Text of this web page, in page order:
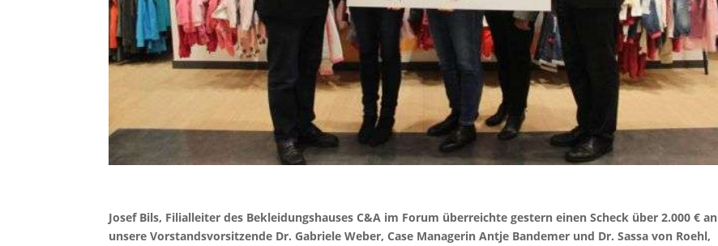
Josef Bils, Filialleiter des Bekleidungshauses C&A im Forum überreichte gestern einen Scheck über 2.000 € an
unsere Vorstandsvorsitzende Dr. Gabriele Weber, Case Managerin Antje Bandemer und Dr. Sassa von Roehl,